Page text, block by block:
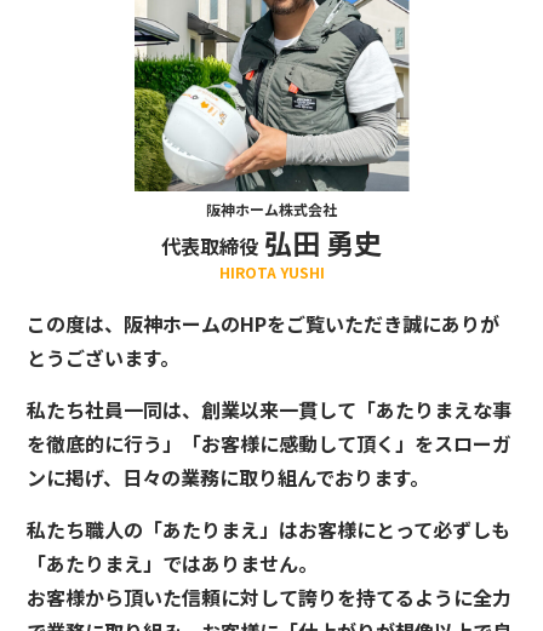
阪神ホーム株式会社
代表取締役 弘田 勇史
HIROTA YUSHI
この度は、阪神ホームのHPをご覧いただき誠にありが
とうございます。
私たち社員一同は、創業以来一貫して「あたりまえな事
を徹底的に行う」「お客様に感動して頂く」をスローガ
ンに掲げ、日々の業務に取り組んでおります。
私たち職人の「あたりまえ」はお客様にとって必ずしも
「あたりまえ」ではありません。
お客様から頂いた信頼に対して誇りを持てるように全力